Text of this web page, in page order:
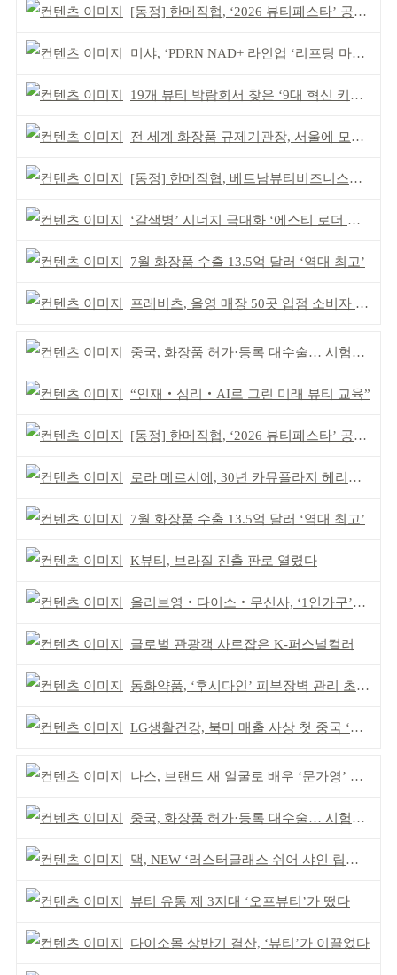
[동정] 한메직협, ‘2026 뷰티페스타’ 공동 주최
미샤, ‘PDRN NAD+ 라인업 ‘리프팅 마스크’ 출시
19개 뷰티 박람회서 찾은 ‘9대 혁신 키워드’
전 세계 화장품 규제기관장, 서울에 모인다
[동정] 한메직협, 베트남뷰티비즈니스협회와 MOU
‘갈색병’ 시너지 극대화 ‘에스티 로더 스킨부스터’ 출시
7월 화장품 수출 13.5억 달러 ‘역대 최고’
프레비츠, 올영 매장 50곳 입점 소비자 접점 강화
중국, 화장품 허가·등록 대수술… 시험자료 공용 허용
“인재‧심리‧AI로 그린 미래 뷰티 교육”
[동정] 한메직협, ‘2026 뷰티페스타’ 공동 주최
로라 메르시에, 30년 카뮤플라지 헤리티지 담아
7월 화장품 수출 13.5억 달러 ‘역대 최고’
K뷰티, 브라질 진출 판로 열렸다
올리브영‧다이소‧무신사, ‘1인가구’가 이끈다
글로벌 관광객 사로잡은 K-퍼스널컬러
동화약품, ‘후시다인’ 피부장벽 관리 초점 ‘리브랜딩’
LG생활건강, 북미 매출 사상 첫 중국 ‘추월’
나스, 브랜드 새 얼굴로 배우 ‘문가영’ 발탁
중국, 화장품 허가·등록 대수술… 시험자료 공용 허용
맥, NEW ‘러스터글래스 쉬어 샤인 립스틱’ 출시
뷰티 유통 제 3지대 ‘오프뷰티’가 떴다
다이소몰 상반기 결산, ‘뷰티’가 이끌었다